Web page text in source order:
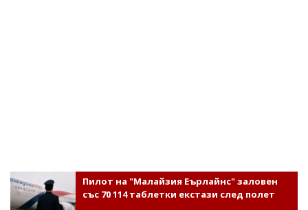
Пилот на "Малайзия Еърлайнс" заловен
със 70 114 таблетки екстази след полет